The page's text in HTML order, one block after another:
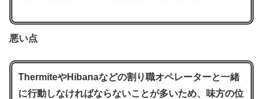
悪い点
ThermiteやHibanaなどの割り職オペレーターと一緒
に行動しなければならないことが多いため、味方の位